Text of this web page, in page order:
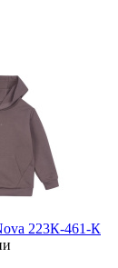
223К-461-К